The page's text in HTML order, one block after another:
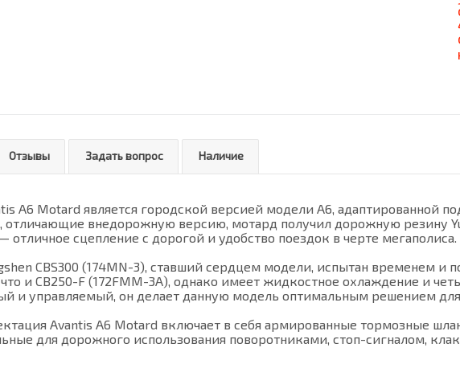
Отзывы Задать вопрос Наличие
A6 Motard является городской версией модели А6, адаптированной
отличающие внедорожную версию, мотард получил дорожную резину
отличное сцепление с дорогой и удобство поездок в черте мегаполиса.
CBS300 (174MN-3), ставший сердцем модели, испытан временем и
что и CB250-F (172FMM-3A), однако имеет жидкостное охлаждение и
и управляемый, он делает данную модель оптимальным решением
Avantis A6 Motard включает в себя армированные тормозные
для дорожного использования поворотниками, стоп-сигналом,